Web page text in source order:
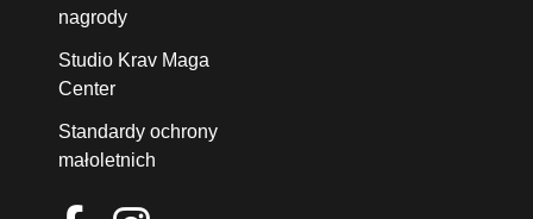
nagrody
Studio Krav Maga
Center
Standardy ochrony
małoletnich